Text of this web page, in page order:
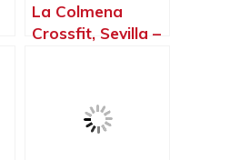
La Colmena
Crossfit, Sevilla –